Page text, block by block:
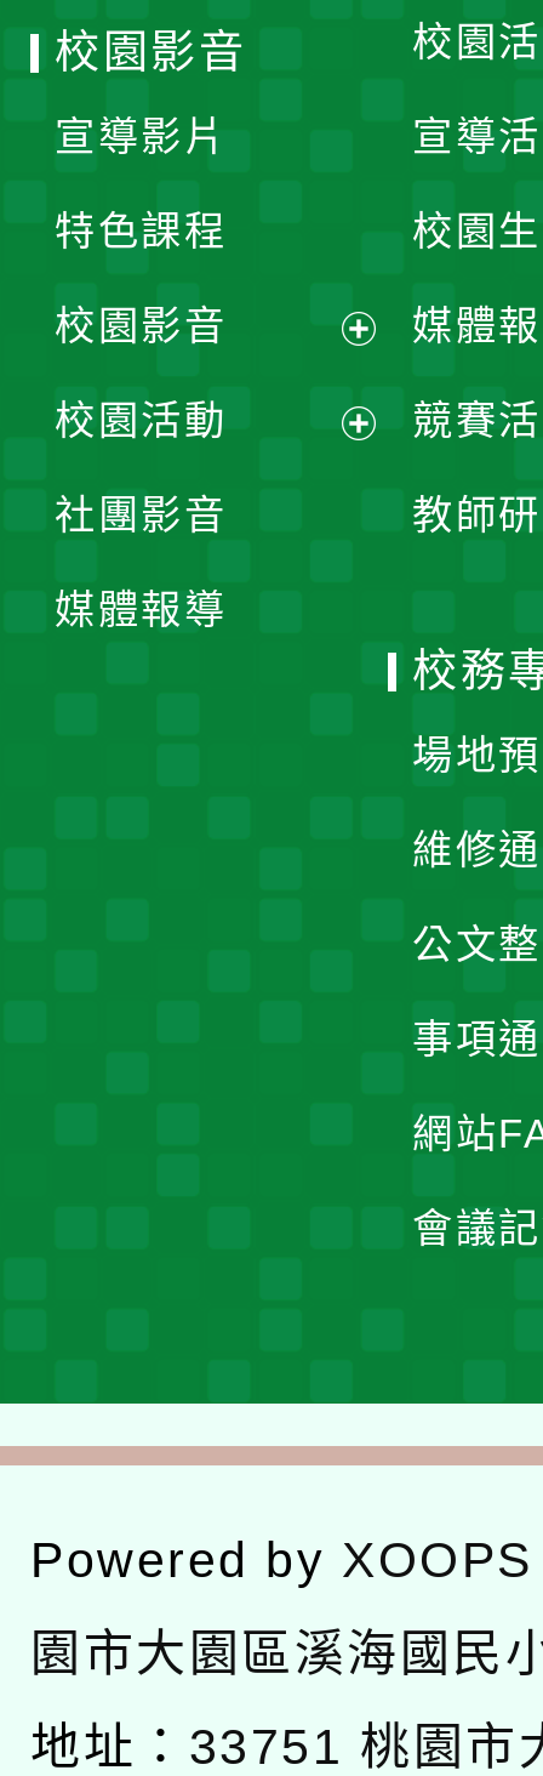
校園
宣導
校園
媒體
競賽
教師
校園影音
宣導影片
特色課程
校園影音
開
校園活動
社團影音
媒體報導
校務
場地
維修
公文
事項
網站
會議
Powered by XOOPS
園市大園區溪海國民
地址： 33751 桃園市